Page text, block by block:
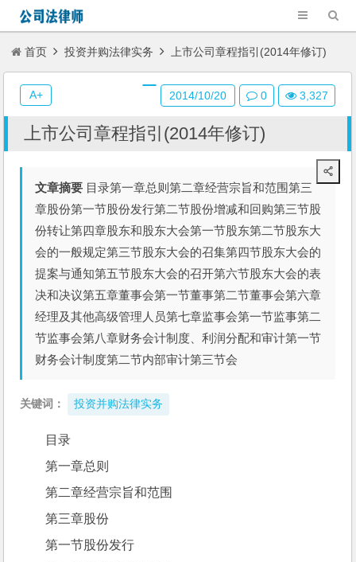
首页 投资并购法律实务 上市公司章程指引(2014年修订)
上市公司章程指引(2014年修订)
文章摘要 目录第一章总则第二章经营宗旨和范围第三
章股份第一节股份发行第二节股份增减和回购第三节股
份转让第四章股东和股东大会第一节股东第二节股东大
会的一般规定第三节股东大会的召集第四节股东大会的
提案与通知第五节股东大会的召开第六节股东大会的表
决和决议第五章董事会第一节董事第二节董事会第六章
经理及其他高级管理人员第七章监事会第一节监事第二
节监事会第八章财务会计制度、利润分配和审计第一节
财务会计制度第二节内部审计第三节会
关键词： 投资并购法律实务
目录
第一章总则
第二章经营宗旨和范围
第三章股份
第一节股份发行
2014/10/20 0 3,327
A+